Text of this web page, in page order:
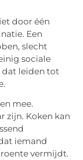
door één
Een
slecht
sociale
dat leiden tot
mee.
zijn. Koken kan
iemand
vermijdt.